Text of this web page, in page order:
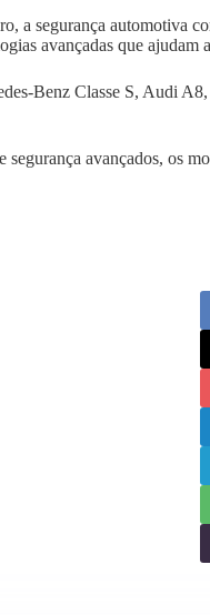
a segurança automotiva
avançadas que
Benz Classe S, Audi
avançados, os